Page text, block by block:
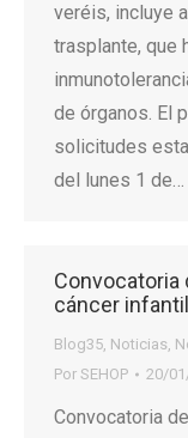
veréis, incluye
trasplante, que
de órganos. El
solicitudes
del lunes 1 de…
Convocatoria
cáncer
Blog35, Noticias,
Por SEHOP 20/
Convocatoria